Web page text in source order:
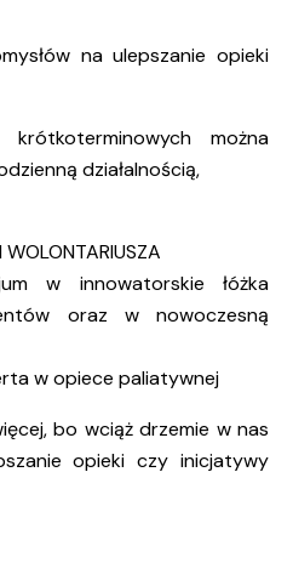
na ulepszanie opieki
można
działalnością,
w innowatorskie łóżka
oraz w nowoczesną
w opiece paliatywnej
bo wciąż drzemie w nas
opieki czy inicjatywy